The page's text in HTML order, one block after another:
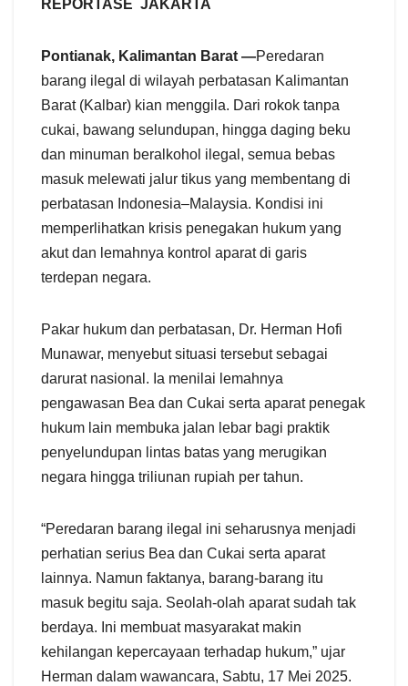
a
REPORTASE JAKARTA
Pontianak, Kalimantan Barat —Peredaran
barang ilegal di wilayah perbatasan Kalimantan
Barat (Kalbar) kian menggila. Dari rokok tanpa
cukai, bawang selundupan, hingga daging beku
dan minuman beralkohol ilegal, semua bebas
masuk melewati jalur tikus yang membentang di
perbatasan Indonesia–Malaysia. Kondisi ini
memperlihatkan krisis penegakan hukum yang
akut dan lemahnya kontrol aparat di garis
terdepan negara.
Pakar hukum dan perbatasan, Dr. Herman Hofi
Munawar, menyebut situasi tersebut sebagai
darurat nasional. Ia menilai lemahnya
pengawasan Bea dan Cukai serta aparat penegak
hukum lain membuka jalan lebar bagi praktik
penyelundupan lintas batas yang merugikan
negara hingga triliunan rupiah per tahun.
“Peredaran barang ilegal ini seharusnya menjadi
perhatian serius Bea dan Cukai serta aparat
lainnya. Namun faktanya, barang-barang itu
masuk begitu saja. Seolah-olah aparat sudah tak
berdaya. Ini membuat masyarakat makin
kehilangan kepercayaan terhadap hukum,” ujar
Herman dalam wawancara, Sabtu, 17 Mei 2025.